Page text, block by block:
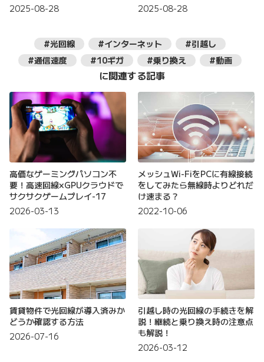
2025-08-28
2025-08-28
#光回線 #インターネット
#引越し
#通信速度
#10ギガ #乗り換え #動画
に関連する記事
高価なゲーミングパソコン不
要！高速回線×GPUクラウドで
サクサクゲームプレイ-17
2026-03-13
メッシュWi-FiをPCに有線接続
をしてみたら無線時よりどれだ
け速まる？
2022-10-06
賃貸物件で光回線が導入済みか
どうか確認する方法
2026-07-16
引越し時の光回線の手続きを解
説！継続と乗り換え時の注意点
も解説！
2026-03-12